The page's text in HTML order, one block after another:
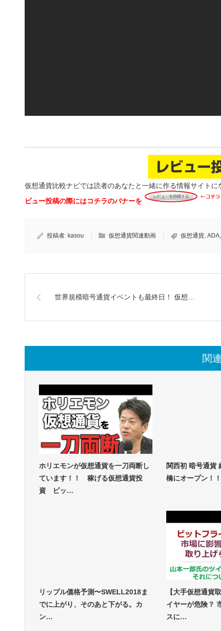
仮想通貨比較ナビでは読者のあなたと一緒に作る情報サイト
ビュー投稿の際にはコチラのバナーを
投稿者: kasou 仮想通貨関連動画 仮想通貨, ADA
世界規模暗号通貨イベントも最終日！ 仮想…
関
ホリエモンが仮想通貨を一刀両断し
ています！！ 稼げる仮想通貨投
資 ビッ…
関西初 暗号通貨
橋にオープン！
リップル価格予測〜SWELL2018ま
でに上がり、そのあと下がる。カ
ン…
【大手仮想通貨
イヤーが危険？
スに…